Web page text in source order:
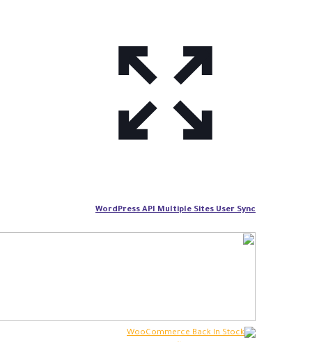
WordPress API Multiple Sites User Sync